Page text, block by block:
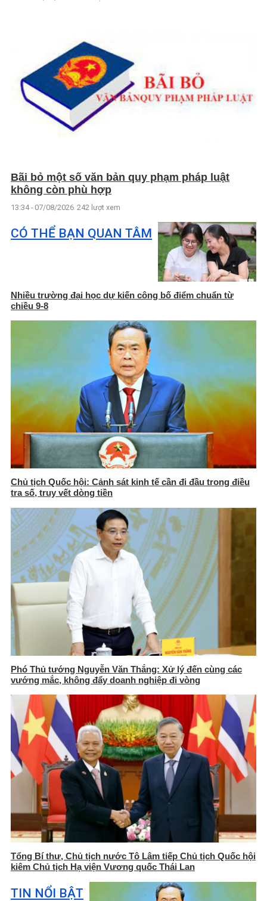
Bãi bỏ một số văn bản quy phạm pháp luật
không còn phù hợp
13:34 - 07/08/2026 242 lượt xem
CÓ THỂ BẠN QUAN TÂM
Nhiều trường đại học dự kiến công bố điểm chuẩn từ
chiều 9-8
Chủ tịch Quốc hội: Cảnh sát kinh tế cần đi đầu trong điều
tra số, truy vết dòng tiền
Phó Thủ tướng Nguyễn Văn Thắng: Xử lý đến cùng các
vướng mắc, không đẩy doanh nghiệp đi vòng
Tổng Bí thư, Chủ tịch nước Tô Lâm tiếp Chủ tịch Quốc hội
kiêm Chủ tịch Hạ viện Vương quốc Thái Lan
TIN NỔI BẬT